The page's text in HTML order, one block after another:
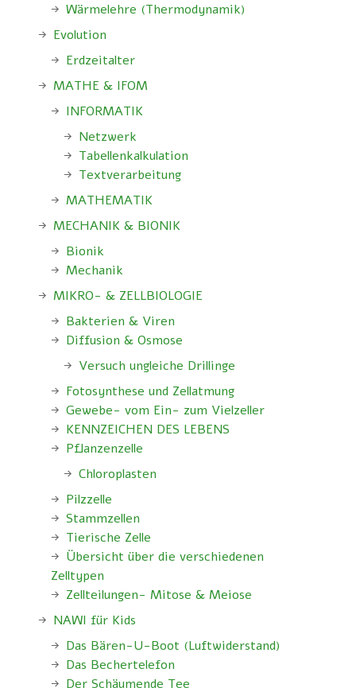
Wärmelehre (Thermodynamik)
Evolution
Erdzeitalter
MATHE & IFOM
INFORMATIK
Netzwerk
Tabellenkalkulation
Textverarbeitung
MATHEMATIK
MECHANIK & BIONIK
Bionik
Mechanik
MIKRO- & ZELLBIOLOGIE
Bakterien & Viren
Diffusion & Osmose
Versuch ungleiche Drillinge
Fotosynthese und Zellatmung
Gewebe- vom Ein- zum Vielzeller
KENNZEICHEN DES LEBENS
Pflanzenzelle
Chloroplasten
Pilzzelle
Stammzellen
Tierische Zelle
Übersicht über die verschiedenen
Zelltypen
Zellteilungen- Mitose & Meiose
NAWI für Kids
Das Bären-U-Boot (Luftwiderstand)
Das Bechertelefon
Der Schäumende Tee